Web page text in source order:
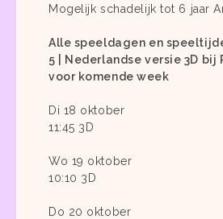
Mogelijk schadelijk tot 6 jaar
Alle speeldagen en
5 | Nederlandse versie 3D bij
voor komende week
Di 18 oktober
11:45 3D
Wo 19 oktober
10:10 3D
Do 20 oktober